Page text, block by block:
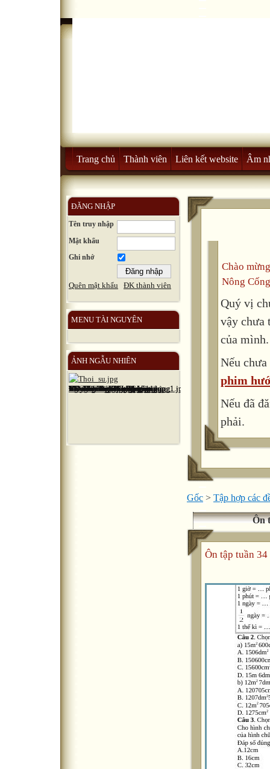
Trang chủ Thành viên Liên kết website Âm
ĐĂNG NHẬP
Tên truy nhập
Mật khẩu
Ghi nhớ
Quên mật khẩu ĐK thành viên
MENU TÀI NGUYÊN
ẢNH NGẪU NHIÊN
Chào
Nông
Quý vị
vậy chưa
của mình.
Nếu
phim
Nếu đã
phải.
Gốc > Tập hợp các
Ôn
Ôn tập tuần 34